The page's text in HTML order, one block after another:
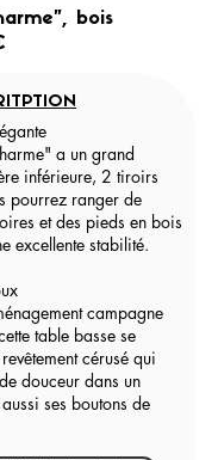
bois
a un grand
inférieure, 2 tiroirs
pourrez ranger de
et des pieds en bois
excellente stabilité.
campagne
table basse se
cérusé qui
douceur dans un
ses boutons de